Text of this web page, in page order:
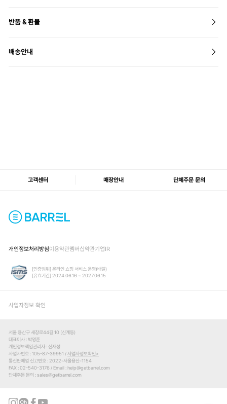
반품 & 환불
배송안내
고객센터 매장안내 단체주문 문의
개인정보처리방침이용약관멤버십약관기업IR
[인증범위] 온라인 쇼핑 서비스 운영(배럴)
[유효기간] 2024.06.16 ~ 2027.06.15
사업자정보 확인
서울 용산구 새창로44길 10 (신계동)
대표이사
박영준
개인정보책임관리자
신재성
사업자번호
105-87-39951 /사업자정보확인
통신판매업 신고번호
2022-서울용산-1154
FAX 02-540-3176 Email help@getbarrel.com
단체주문 문의
sales@getbarrel.com